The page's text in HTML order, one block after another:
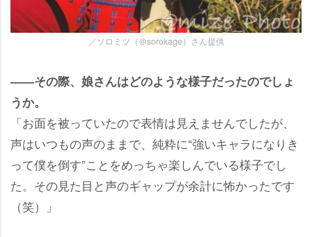
／ソロミツ（＠sorokage）さん提供
――その際、娘さんはどのような様子だったのでしょ
うか。
「お面を被っていたので表情は見えませんでしたが、
声はいつもの声のままで、純粋に“強いキャラになりき
って僕を倒す”ことをめっちゃ楽しんでいる様子でし
た。その見た目と声のギャップが余計に怖かったです
（笑）」